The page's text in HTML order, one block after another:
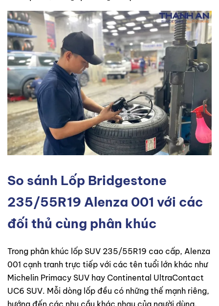
So sánh Lốp Bridgestone
235/55R19 Alenza 001 với các
đối thủ cùng phân khúc
Trong phân khúc lốp SUV 235/55R19 cao cấp, Alenza
001 cạnh tranh trực tiếp với các tên tuổi lớn khác như
Michelin Primacy SUV hay Continental UltraContact
UC6 SUV. Mỗi dòng lốp đều có những thế mạnh riêng,